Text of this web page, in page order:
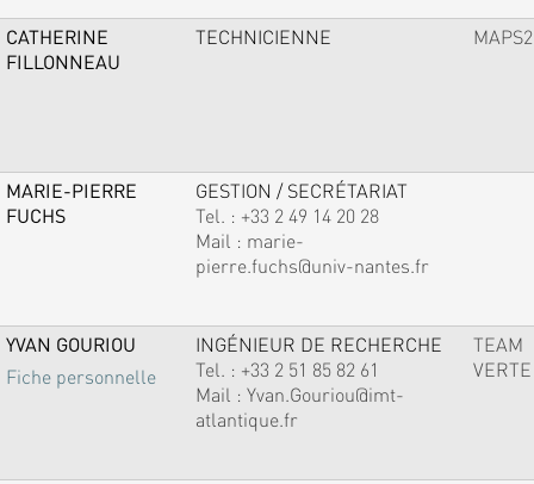
CATHERINE
FILLONNEAU
TECHNICIENNE MAPS2
MARIE-PIERRE
FUCHS
GESTION / SECRÉTARIAT
Tel. : +33 2 49 14 20 28
Mail : marie-
pierre.fuchs@univ-nantes.fr
YVAN GOURIOU
Fiche personnelle
INGÉNIEUR DE RECHERCHE
Tel. : +33 2 51 85 82 61
Mail : Yvan.Gouriou@imt-
atlantique.fr
TEAM
VERTE